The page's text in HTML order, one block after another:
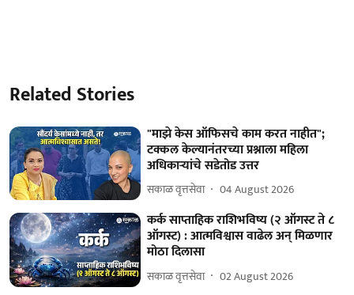
Related Stories
"माझे केस ऑफिसचे काम करत नाहीत";
टक्कल केल्यानंतरच्या प्रश्नाला महिला
अधिकाऱ्यांचे सडेतोड उत्तर
सकाळ वृत्तसेवा 04 August 2026
कर्क साप्ताहिक राशिभविष्य (२ ऑगस्ट ते ८
ऑगस्ट) : आत्मविश्वास वाढेल अन् मिळणार
मोठा दिलासा
सकाळ वृत्तसेवा 02 August 2026